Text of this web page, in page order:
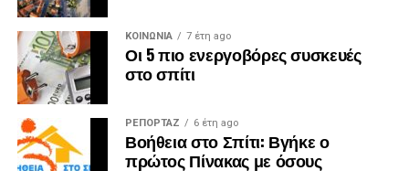
ΚΟΙΝΩΝΙΑ 7 έτη ago
Οι 5 πιο ενεργοβόρες συσκευές
στο σπίτι
ΡΕΠΟΡΤΑΖ 6 έτη ago
Βοήθεια στο Σπίτι: Βγήκε ο
πρώτος Πίνακας με όσους